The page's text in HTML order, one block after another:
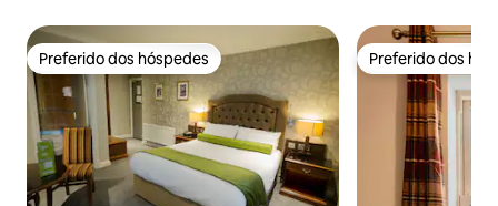
Preferido dos hóspedes
Preferido dos hóspedes Preferido dos
Preferido dos